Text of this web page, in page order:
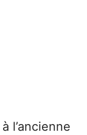
l’ancienne